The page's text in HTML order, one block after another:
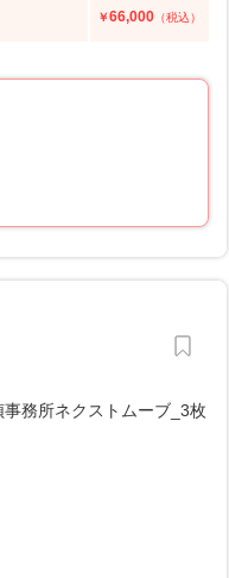
￥66,000 （税込）